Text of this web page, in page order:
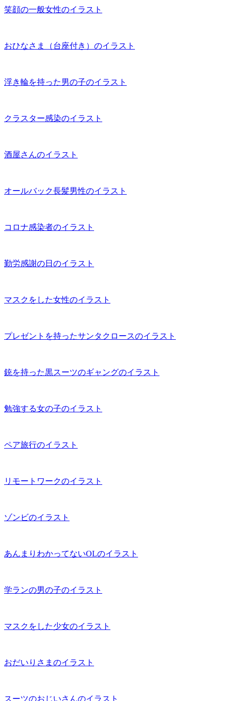
笑顔の一般女性のイラスト
おひなさま（台座付き）のイラスト
浮き輪を持った男の子のイラスト
クラスター感染のイラスト
酒屋さんのイラスト
オールバック長髪男性のイラスト
コロナ感染者のイラスト
勤労感謝の日のイラスト
マスクをした女性のイラスト
プレゼントを持ったサンタクロースのイラスト
銃を持った黒スーツのギャングのイラスト
勉強する女の子のイラスト
ペア旅行のイラスト
リモートワークのイラスト
ゾンビのイラスト
あんまりわかってないOLのイラスト
学ランの男の子のイラスト
マスクをした少女のイラスト
おだいりさまのイラスト
スーツのおじいさんのイラスト